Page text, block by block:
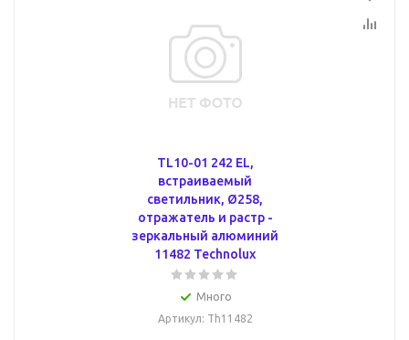
TL10-01 242 EL,
встраиваемый
светильник, Ø258,
отражатель и растр -
зеркальный алюминий
11482 Technolux
Много
Артикул: Th11482